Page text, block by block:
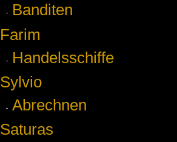
Banditen
Farim
Handelsschiffe
Sylvio
Abrechnen
Saturas